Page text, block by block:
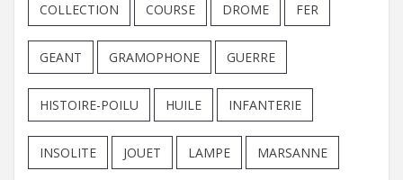
COLLECTION COURSE DROME FER
GEANT GRAMOPHONE GUERRE
HISTOIRE-POILU HUILE INFANTERIE
INSOLITE JOUET LAMPE MARSANNE